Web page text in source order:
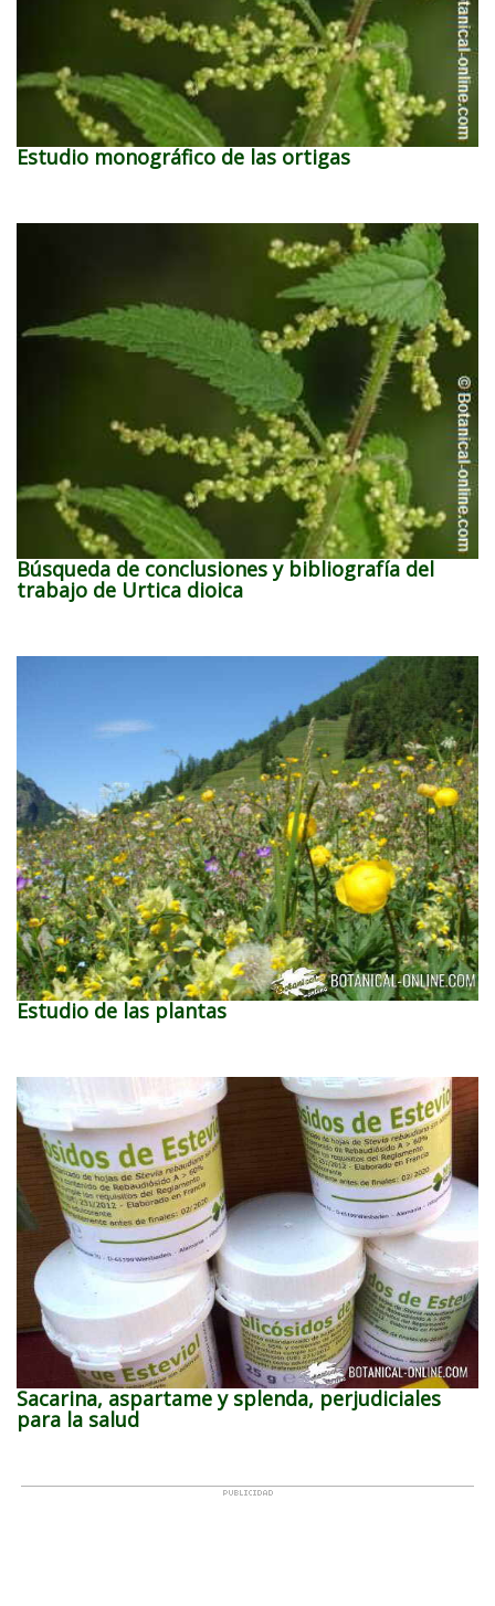
Estudio monográfico de las ortigas
Búsqueda de conclusiones y bibliografía del
trabajo de Urtica dioica
Estudio de las plantas
Sacarina, aspartame y splenda, perjudiciales
para la salud